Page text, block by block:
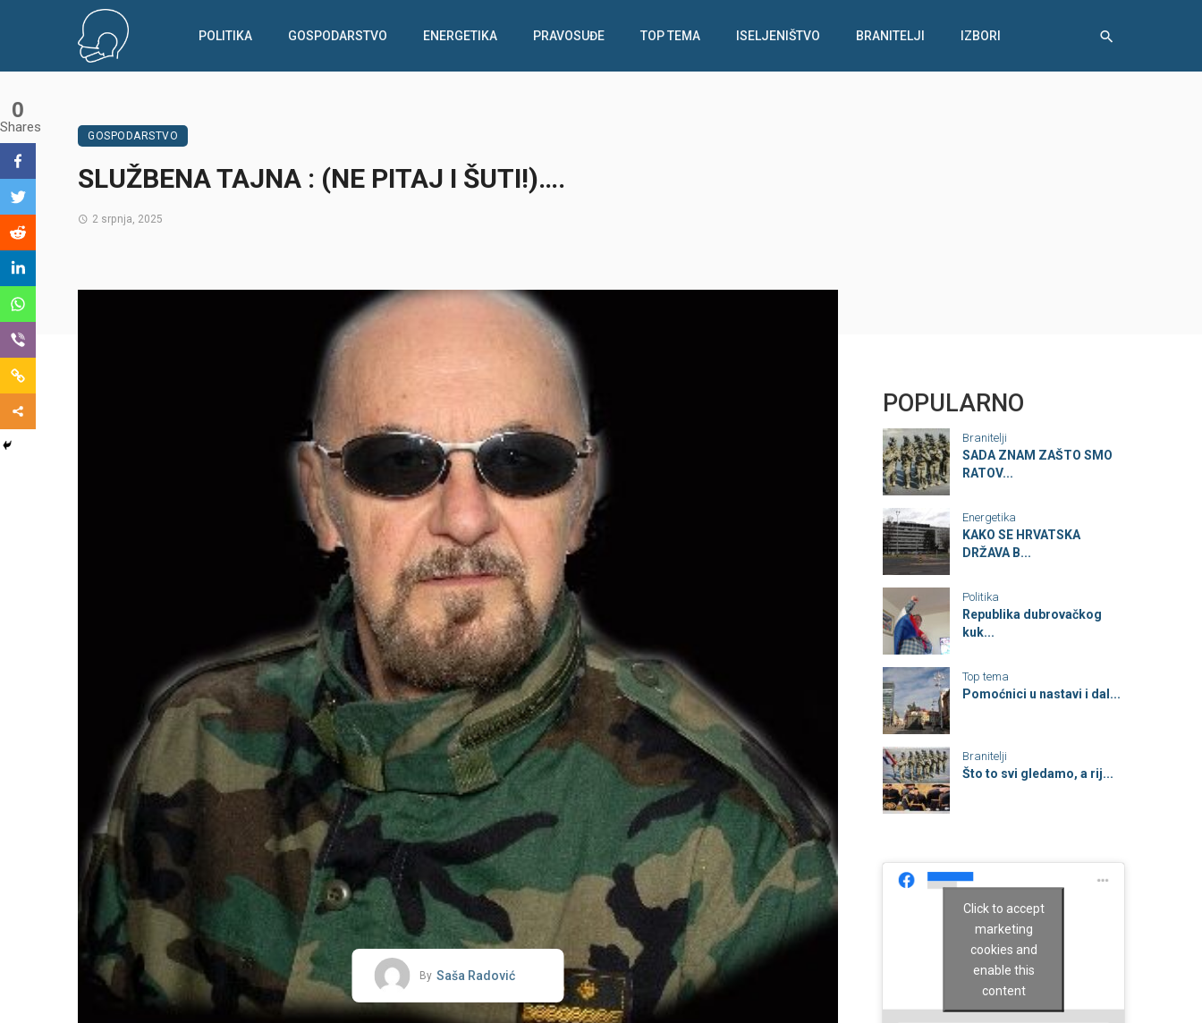
POLITIKA GOSPODARSTVO ENERGETIKA PRAVOSUĐE TOP TEMA ISELJENIŠTVO BRANITELJI IZBORI
GOSPODARSTVO
SLUŽBENA TAJNA : (NE PITAJ I ŠUTI!)….
2 srpnja, 2025
By Saša Radović
0
Shares
POPULARNO
Branitelji
SADA ZNAM ZAŠTO SMO
RATOV...
Energetika
KAKO SE HRVATSKA
DRŽAVA B...
Politika
Republika dubrovačkog
kuk...
Top tema
Pomoćnici u nastavi i dal...
Branitelji
Što to svi gledamo, a rij...
Click to accept
marketing
cookies and
enable this
content